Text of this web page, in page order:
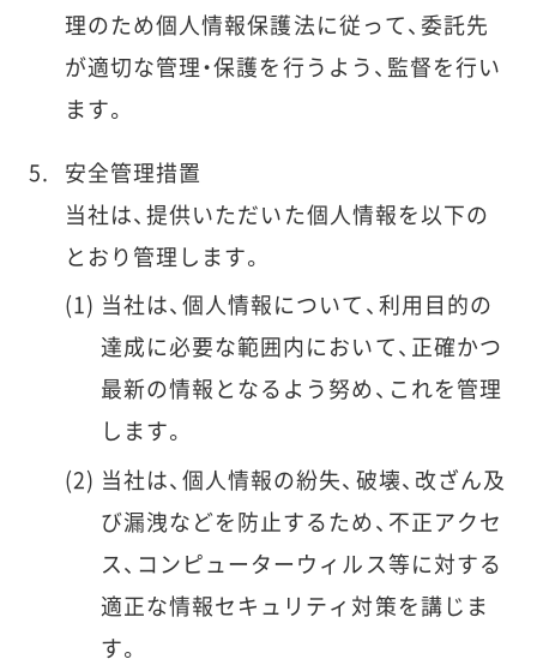
理のため個人情報保護法に従って、委託先
が適切な管理・保護を行うよう、監督を行い
ます。
安全管理措置
当社は、提供いただいた個人情報を以下の
とおり管理します。
当社は、個人情報について、利用目的の
達成に必要な範囲内において、正確かつ
最新の情報となるよう努め、これを管理
します。
当社は、個人情報の紛失、破壊、改ざん及
び漏洩などを防止するため、不正アクセ
ス、コンピューターウィルス等に対する
適正な情報セキュリティ対策を講じま
す。